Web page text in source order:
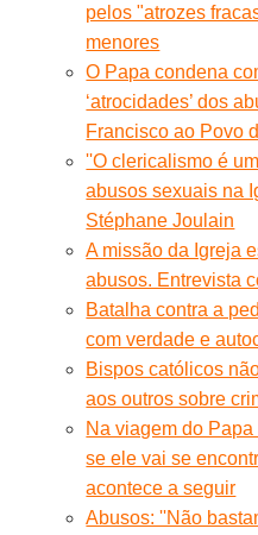
pelos "atrozes
menores
O Papa condena
‘atrocidades’ dos
Francisco ao Povo
''O clericalismo é
abusos sexuais na
Stéphane Joulain
A missão da Igreja
abusos. Entrevista
Batalha contra a
com verdade e
Bispos católicos
aos outros sobre
Na viagem do
se ele vai se
acontece a seguir
Abusos: ''Não